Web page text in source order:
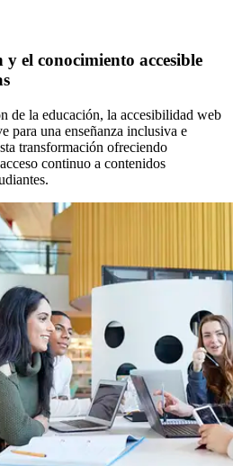
el conocimiento accesible
de la educación, la accesibilidad web
para una enseñanza inclusiva e
transformación ofreciendo
continuo a contenidos